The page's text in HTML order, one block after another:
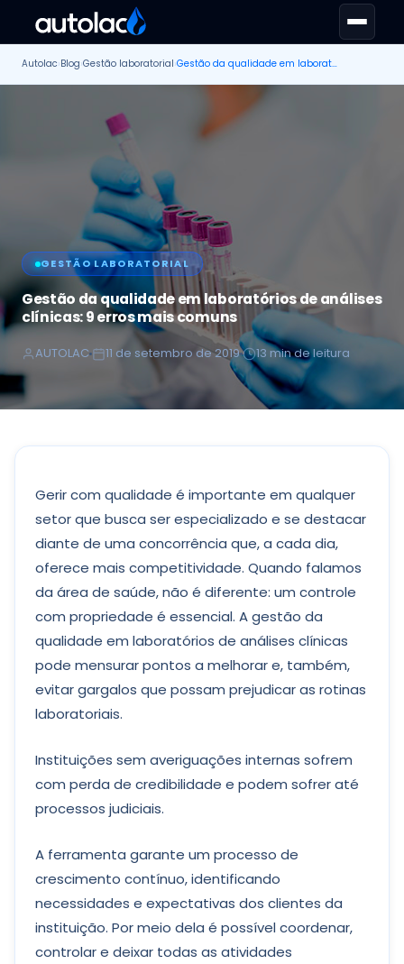
Autolac›Blog›Gestão laboratorial› Gestão da qualidade em laboratórios de análises clínicas: 9 erros mais comuns
GESTÃO LABORATORIAL
Gestão da qualidade em laboratórios de análises
clínicas: 9 erros mais comuns
AUTOLAC 11 de setembro de 2019 13 min de leitura
Gerir com qualidade é importante em qualquer
setor que busca ser especializado e se destacar
diante de uma concorrência que, a cada dia,
oferece mais competitividade. Quando falamos
da área de saúde, não é diferente: um controle
com propriedade é essencial. A gestão da
qualidade em laboratórios de análises clínicas
pode mensurar pontos a melhorar e, também,
evitar gargalos que possam prejudicar as rotinas
laboratoriais.
Instituições sem averiguações internas sofrem
com perda de credibilidade e podem sofrer até
processos judiciais.
A ferramenta garante um processo de
crescimento contínuo, identificando
necessidades e expectativas dos clientes da
instituição. Por meio dela é possível coordenar,
controlar e deixar todas as atividades